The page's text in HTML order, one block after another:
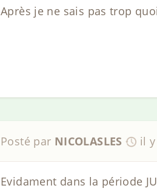
Après je ne sais pas trop
Posté par NICOLASLES il
Evidament dans la période